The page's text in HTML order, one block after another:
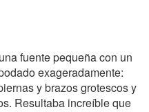
fuente pequeña con un
exageradamente:
y brazos grotescos y
Resultaba increíble que